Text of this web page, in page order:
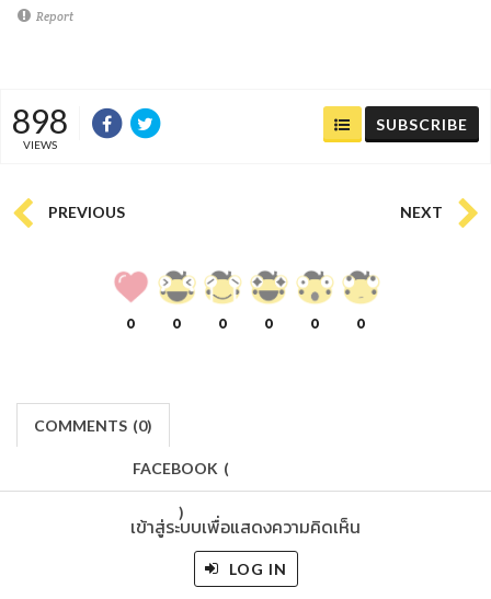
Report
898
VIEWS
SUBSCRIBE
PREVIOUS NEXT
0 0 0 0 0 0
COMMENTS (0)
FACEBOOK (
)
เข้าสู่ระบบเพื่อแสดงความคิดเห็น
LOG IN